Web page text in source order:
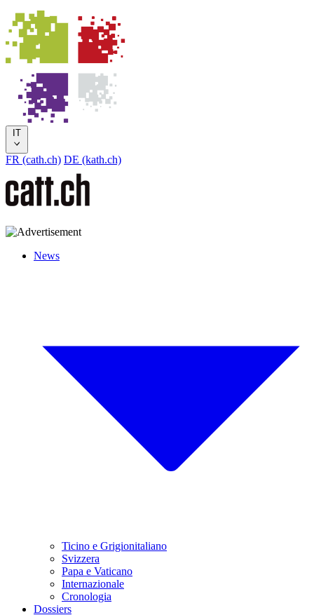
IT
FR (cath.ch) DE (kath.ch)
News
Ticino e Grigionitaliano
Svizzera
Papa e Vaticano
Internazionale
Cronologia
Dossiers